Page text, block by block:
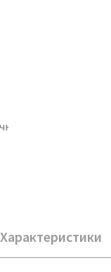
Характеристики